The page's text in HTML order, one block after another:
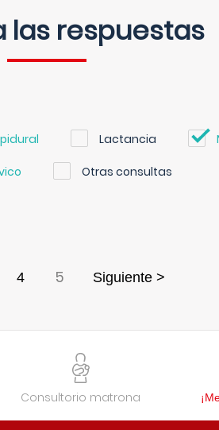
las respuestas
Lactancia
Otras consultas
4 5 Siguiente >
Consultorio matrona